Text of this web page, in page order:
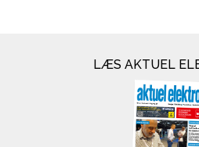
LÆS AKTUEL